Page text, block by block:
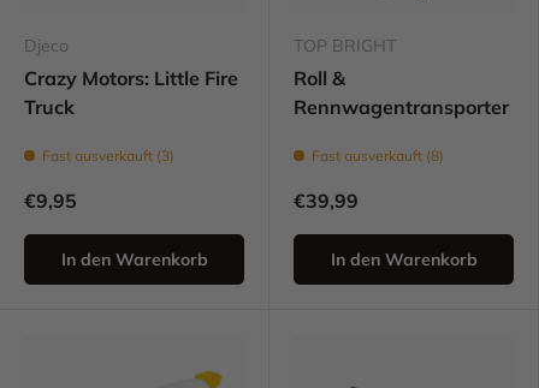
Djeco
Crazy Motors: Little Fire
Truck
Fast ausverkauft (3)
€9,95
In den Warenkorb
TOP BRIGHT
Roll &
Rennwagentransporter
Fast ausverkauft (8)
€39,99
In den Warenkorb